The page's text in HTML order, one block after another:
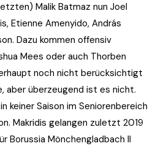
Malik Batmaz nun Joel
Etienne Amenyido, András
Dazu kommen offensiv
Mees oder auch Thorben
noch nicht berücksichtigt
aber überzeugend ist es nicht.
keiner Saison im Seniorenbereich
Makridis gelangen zuletzt 2019
Borussia Mönchengladbach II